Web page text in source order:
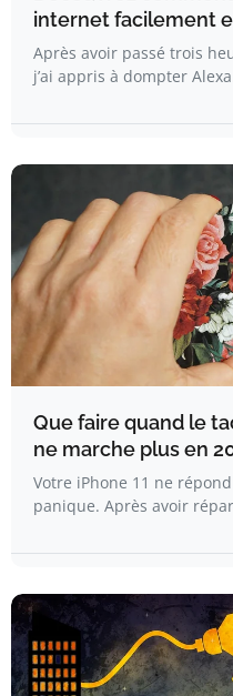
internet facilement
Après avoir passé trois
j’ai appris à dompter
Que faire quand le
ne marche plus en
Votre iPhone 11 ne
panique. Après avoir